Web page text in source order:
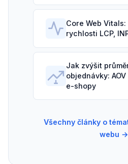
Core Web
rychlosti LCP,
Jak zvýšit
objednávky:
e-shopy
Všechny články o
webu →